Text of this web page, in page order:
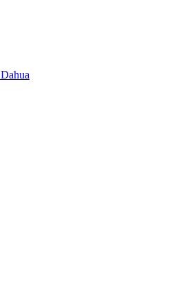
פתיחת קריאת שירות מצלמות אבטחה Dahua